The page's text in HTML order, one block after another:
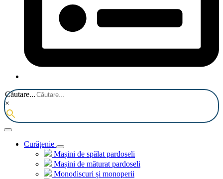
Căutare...
×
Curățenie
Mașini de spălat pardoseli
Mașini de măturat pardoseli
Monodiscuri și monoperii